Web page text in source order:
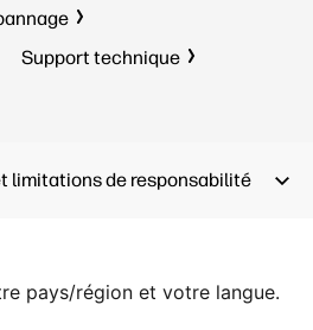
Support technique
limitations de responsabilité
pays/région et votre langue.